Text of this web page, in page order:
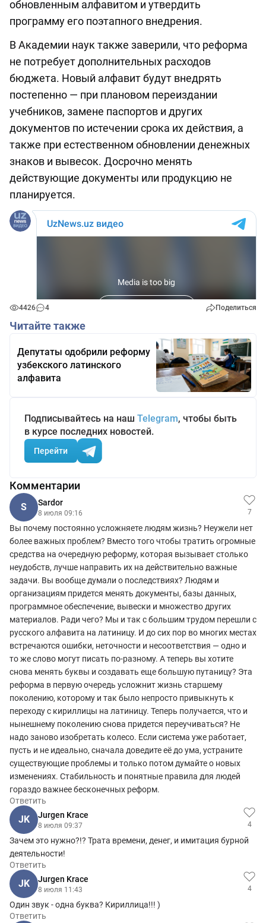
обновленным алфавитом и утвердить
программу его поэтапного внедрения.
В Академии наук также заверили, что реформа
не потребует дополнительных расходов
бюджета. Новый алфавит будут внедрять
постепенно — при плановом переиздании
учебников, замене паспортов и других
документов по истечении срока их действия, а
также при естественном обновлении денежных
знаков и вывесок. Досрочно менять
действующие документы или продукцию не
планируется.
4426 4 Поделиться
Читайте также
Депутаты одобрили реформу
узбекского латинского
алфавита
Подписывайтесь на наш Telegram, чтобы быть
в курсе последних новостей.
Перейти
Комментарии
S Sardor
8 июля 09:16 7
Вы почему постоянно усложняете людям жизнь? Неужели нет
более важных проблем? Вместо того чтобы тратить огромные
средства на очередную реформу, которая вызывает столько
неудобств, лучше направить их на действительно важные
задачи. Вы вообще думали о последствиях? Людям и
организациям придется менять документы, базы данных,
программное обеспечение, вывески и множество других
материалов. Ради чего? Мы и так с большим трудом перешли с
русского алфавита на латиницу. И до сих пор во многих местах
встречаются ошибки, неточности и несоответствия — одно и
то же слово могут писать по-разному. А теперь вы хотите
снова менять буквы и создавать еще большую путаницу? Эта
реформа в первую очередь усложнит жизнь старшему
поколению, которому и так было непросто привыкнуть к
переходу с кириллицы на латиницу. Теперь получается, что и
нынешнему поколению снова придется переучиваться? Не
надо заново изобретать колесо. Если система уже работает,
пусть и не идеально, сначала доведите её до ума, устраните
существующие проблемы и только потом думайте о новых
изменениях. Стабильность и понятные правила для людей
гораздо важнее бесконечных реформ.
Ответить
JK Jurgen Krace
8 июля 09:37 4
Зачем это нужно?!? Трата времени, денег, и имитация бурной
деятельности!
Ответить
JK Jurgen Krace
8 июля 11:43 4
Один звук - одна буква? Кириллица!!! )
Ответить